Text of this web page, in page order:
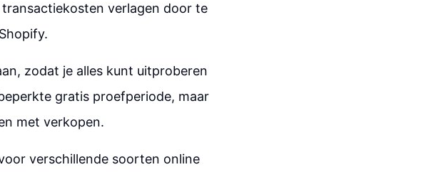
verlagen door te
zodat je alles kunt uitproberen
gratis proefperiode, maar
met verkopen.
verschillende soorten online